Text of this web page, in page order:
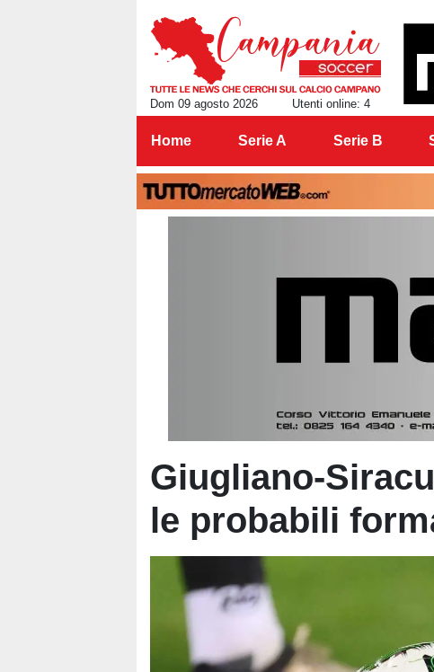
Dom 09 agosto 2026 Utenti online: 4
Home Serie A Serie B
Giugliano-
le probabili